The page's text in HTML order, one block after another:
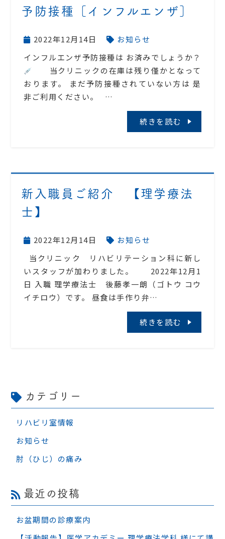
予防接種［インフルエンザ］
2022年12月14日
お知らせ
インフルエンザ予防接種は お済みでしょうか？
当クリニックの在庫は残り僅かとなって
おります。 まだ予防接種されていない方は 是
非ご利用ください。 …
続きを読む
新入職員ご紹介 【理学療法
士】
2022年12月14日
お知らせ
当クリニック リハビリテーション科に新し
いスタッフが加わりました。 2022年12月1
日 入職 理学療法士 後藤孝一朗（ゴトウ コウ
イチロウ）です。 昼食は手作り弁…
続きを読む
カテゴリー
リハビリ室情報
お知らせ
肘（ひじ）の痛み
最近の投稿
お盆期間の診療案内